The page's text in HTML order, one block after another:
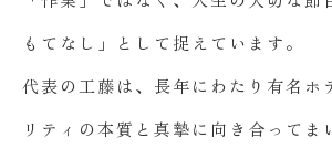
もてなし」として捉えています。
代表の工藤は、長年にわたり有名ホ
リティの本質と真摯に向き合ってま